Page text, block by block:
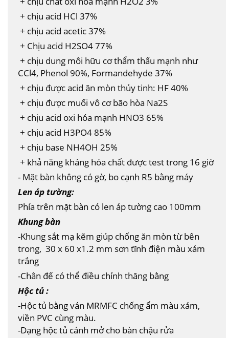
+ chịu acid HCl 37%
+ chịu acid acetic 37%
+ Chịu acid H2SO4 77%
+ chịu dung môi hữu cơ thẩm thấu mạnh như
CCl4, Phenol 90%, Formandehyde 37%
+ chịu được acid ăn mòn thủy tinh: HF 40%
+ chịu được muối vô cơ bão hòa Na2S
+ chịu acid oxi hóa mạnh HNO3 65%
+ chịu acid H3PO4 85%
+ chịu base NH4OH 25%
+ khả năng kháng hóa chất được test trong 16 giờ
- Mặt bàn không có gờ, bo cạnh R5 bằng máy
Len áp tường:
Phía trên mặt bàn có len áp tường cao 100mm
Khung bàn
-Khung sắt mạ kẽm giúp chống ăn mòn từ bên
trong, 30 x 60 x1.2 mm sơn tĩnh điện màu xám
trắng
-Chân đế có thể điều chỉnh thăng bằng
Hộc tủ :
-Hộc tủ bằng ván MRMFC chống ẩm màu xám,
viền PVC cùng màu.
-Dạng hộc tủ cánh mở cho bàn chậu rửa